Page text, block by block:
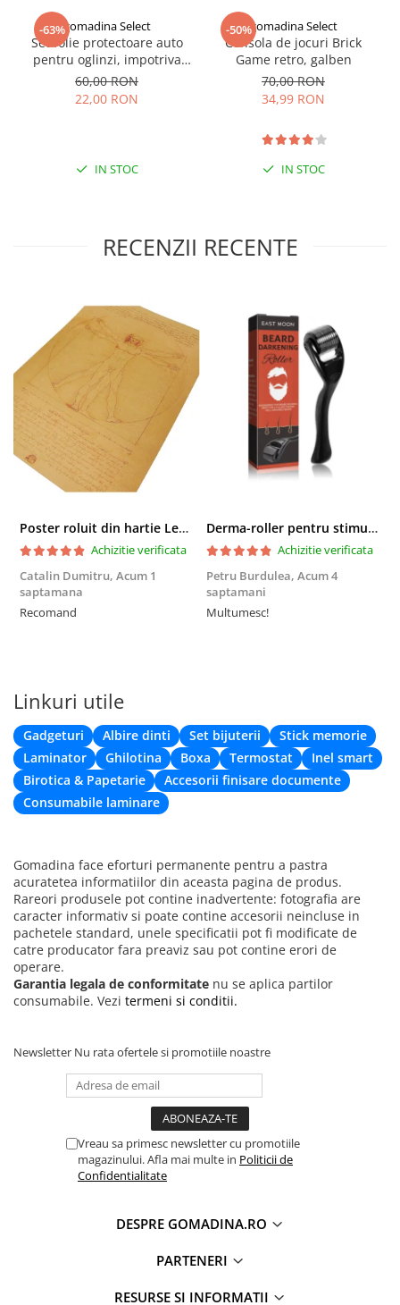
elimina durerea de picioare si de spate
Din motive de igiena si de protectie a sanatatii clientilor ,
produsul nu se poate returna .
-63%gomadina Select
Set folie protectoare auto
pentru oglinzi, impotriva
apei si aburului, Film
Protect
60,00 RON
22,00 RON
IN STOC
-50%gomadina Select
Consola de jocuri Brick
Game retro, galben
70,00 RON
34,99 RON
IN STOC
RECENZII RECENTE
Poster roluit din hartie Leonardo Da Vinci, Vitruvian Man, vintage, 51x35 cm
Achizitie verificata
Catalin Dumitru, Acum 1
saptamana
Recomand
Derma-roller pentru stimularea cresterii parului, scalp si barba, Beard Roller
Achizitie verificata
Petru Burdulea, Acum 4
saptamani
Multumesc!
Linkuri utile
Gadgeturi Albire dinti Set bijuterii
Stick memorie
Laminator
Ghilotina Boxa Termostat
Inel smart
Birotica & Papetarie
Accesorii finisare documente
Consumabile laminare
Gomadina face eforturi permanente pentru a pastra
acuratetea informatiilor din aceasta pagina de produs.
Rareori produsele pot contine inadvertente: fotografia are
caracter informativ si poate contine accesorii neincluse in
pachetele standard, unele specificatii pot fi modificate de
catre producator fara preaviz sau pot contine erori de
operare.
Garantia legala de conformitate nu se aplica partilor
consumabile. Vezi termeni si conditii.
Newsletter Nu rata ofertele si promotiile noastre
Vreau sa primesc newsletter cu promotiile
magazinului. Afla mai multe in Politicii de
Confidentialitate
DESPRE GOMADINA.RO
PARTENERI
RESURSE SI INFORMATII